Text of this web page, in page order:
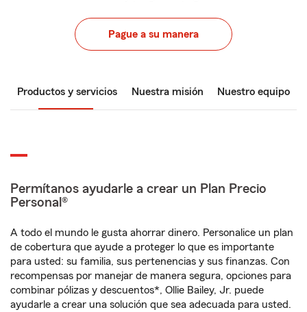
Pague a su manera
Productos y servicios Nuestra misión Nuestro equipo
Permítanos ayudarle a crear un Plan Precio
Personal®
A todo el mundo le gusta ahorrar dinero. Personalice un plan
de cobertura que ayude a proteger lo que es importante
para usted: su familia, sus pertenencias y sus finanzas. Con
recompensas por manejar de manera segura, opciones para
combinar pólizas y descuentos*, Ollie Bailey, Jr. puede
ayudarle a crear una solución que sea adecuada para usted.